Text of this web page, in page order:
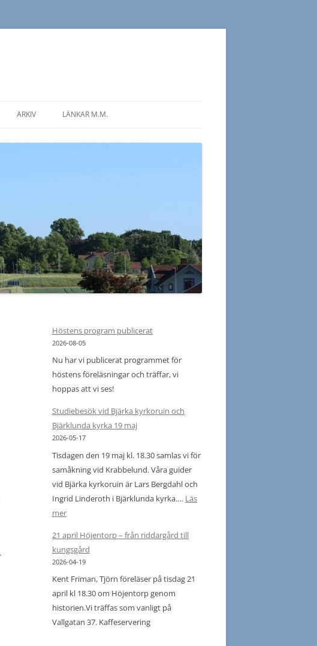
ARKIV
VÅRENS PROGRAM 2024
HÖSTENS PROGRAM 2023
VÅRENS PROGRAM 2023
VÅRENS PROGRAM 2022
HÖSTENS PROGRAM 2021
HÖSTENS PROGRAM 2020
HÄNT 2020
HÄNT 2019
HÄNT 2018
HÄNT 2017
LÄNKAR M.M.
SLÄKTFORSKNING
Höstens program publicerat
2026-08-05
Nu har vi publicerat programmet för
höstens föreläsningar och träffar, vi
hoppas att vi ses!
Studiebesök vid Bjärka kyrkoruin och
Bjärklunda kyrka 19 maj
2026-05-17
Tisdagen den 19 maj kl. 18.30 samlas vi för
samåkning vid Krabbelund. Våra guider
vid Bjärka kyrkoruin är Lars Bergdahl och
Ingrid Linderoth i Bjärklunda kyrka.… Läs
mer:
vid
Bjärka
och
Bjärklunda
kyrka
19
21 april Höjentorp – från riddargård till
kungsgård
2026-04-19
Kent Friman, Tjörn föreläser på tisdag 21
april kl 18.30 om Höjentorp genom
historien.Vi träffas som vanligt på
Vallgatan 37. Kaffeservering